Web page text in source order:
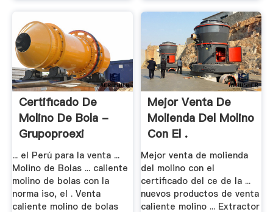
Certificado De
Molino De Bola -
Grupoproexi
... el Perú para la venta ...
Molino de Bolas ... caliente
molino de bolas con la
norma iso, el . Venta
caliente molino de bolas
Mejor Venta De
Molienda Del Molino
Con El .
Mejor venta de molienda
del molino con el
certificado del ce de la ...
nuevos productos de venta
caliente molino ... Extractor